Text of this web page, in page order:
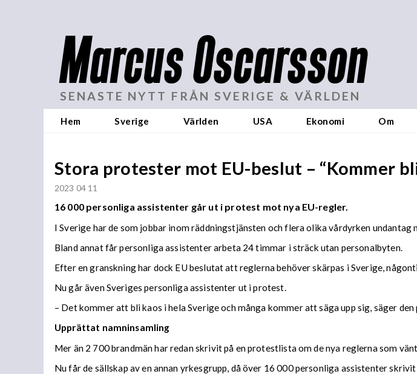
Marcus Oscarsson
SENASTE NYTT FRÅN SVERIGE & VÄRLDEN
Hem Sverige Världen USA Ekonomi Om
Stora protester mot EU-beslut – “Kommer
2023 04 11
16 000 personliga assistenter går ut i protest mot nya EU-regler.
I Sverige har de som jobbar inom räddningstjänsten och flera olika vårdyrken
Bland annat får personliga assistenter arbeta 24 timmar i sträck utan personalbyten.
Efter en granskning har dock EU beslutat att reglerna behöver skärpas i Sverige,
Nu går även Sveriges personliga assistenter ut i protest.
– Det kommer att bli kaos i hela Sverige och många kommer att säga upp sig, säger
Upprättat namninsamling
Mer än 2 700 brandmän har redan skrivit på en protestlista om de nya reglerna som
Nu får de sällskap av en annan yrkesgrupp, då över 16 000 personliga assistenter skrivit